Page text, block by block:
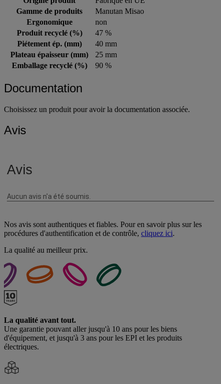
Gamme de produits
Manutan Misao
Ergonomique
non
Produit recyclé (%)
47 %
Piétement ép. (mm)
40 mm
Plateau épaisseur (mm)
25 mm
Emballage recyclé (%)
90 %
Documentation
Choisissez un produit pour avoir la documentation associée.
Avis
Nos avis sont authentiques et fiables. Pour en savoir plus sur les
procédures d'authentification et de contrôle, cliquez ici.
La qualité au meilleur prix.
La qualité avant tout.
Une garantie pouvant aller jusqu'à 10 ans pour les biens
d'équipement, et jusqu'à 3 ans pour les EPI et les produits
électriques.